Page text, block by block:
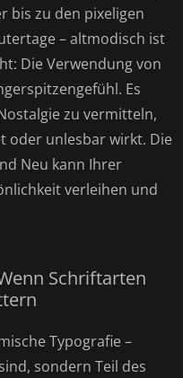
bis zu den pixeligen
– altmodisch ist
Die Verwendung von
Es
zu vermitteln,
oder unlesbar wirkt. Die
Neu kann Ihrer
verleihen und
Schriftarten
Typografie –
sondern Teil des